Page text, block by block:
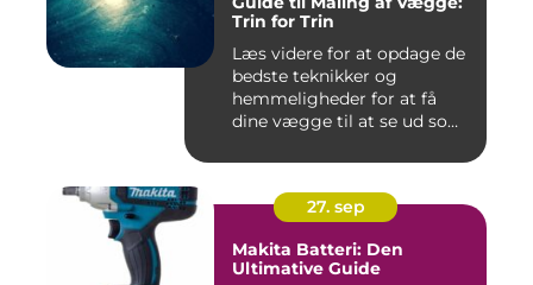
Trin for Trin
Læs videre for at opdage de
bedste teknikker og
hemmeligheder for at få
dine vægge til at se ud som
27. sep
Makita Batteri: Den
Ultimative Guide